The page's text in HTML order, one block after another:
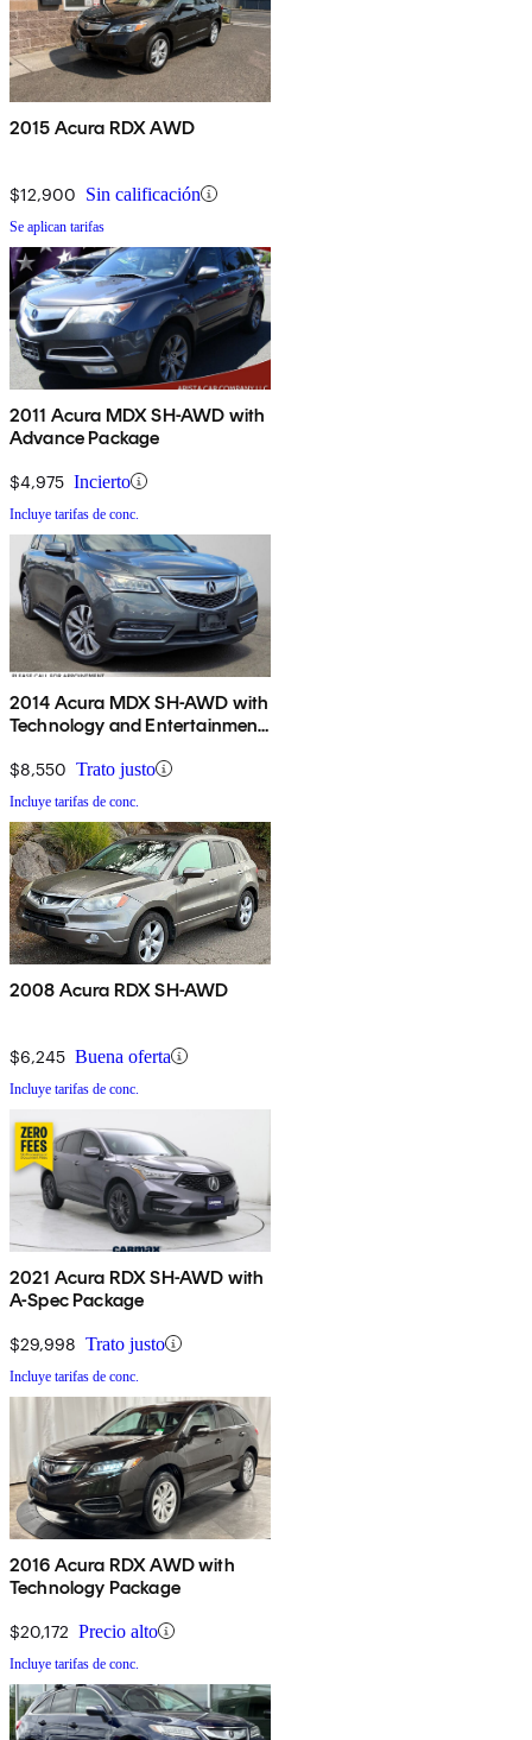
2015 Acura RDX AWD
$12,900 Sin calificación
Se aplican tarifas
2011 Acura MDX SH-AWD with
Advance Package
$4,975 Incierto
Incluye tarifas de conc.
2014 Acura MDX SH-AWD with
Technology and Entertainment
$8,550 Trato justo
Incluye tarifas de conc.
2008 Acura RDX SH-AWD
$6,245 Buena oferta
Incluye tarifas de conc.
2021 Acura RDX SH-AWD with
A-Spec Package
$29,998 Trato justo
Incluye tarifas de conc.
2016 Acura RDX AWD with
Technology Package
$20,172 Precio alto
Incluye tarifas de conc.